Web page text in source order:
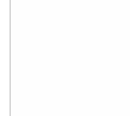
Кэш-
2
шины